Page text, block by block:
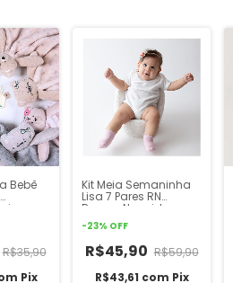
Bebê
R$35,90
Pix
Kit Meia Semaninha
Lisa 7 Pares RN
Recem Nascido
Pimpolho
-23% OFF
R$45,90 R$59,90
R$43,61 com Pix